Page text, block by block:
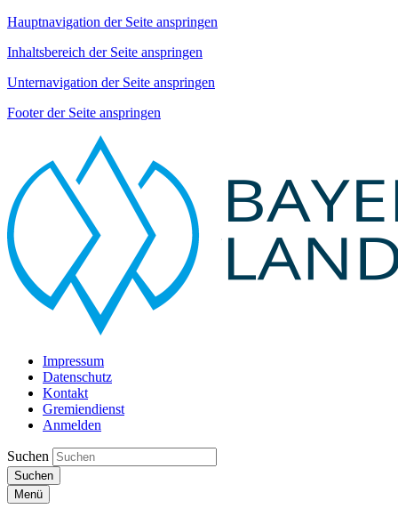
Hauptnavigation der Seite anspringen
Inhaltsbereich der Seite anspringen
Unternavigation der Seite anspringen
Footer der Seite anspringen
Impressum
Datenschutz
Kontakt
Gremiendienst
Anmelden
Suchen
Suchen
Menü